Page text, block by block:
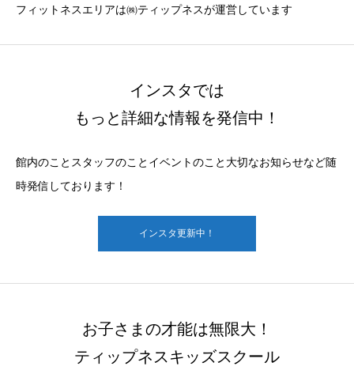
フィットネスエリアは㈱ティップネスが運営しています
インスタでは
もっと詳細な情報を発信中！
館内のことスタッフのことイベントのこと大切なお知らせなど随
時発信しております！
インスタ更新中！
お子さまの才能は無限大！
ティップネスキッズスクール